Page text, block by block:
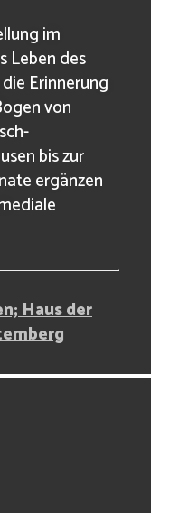
im
Leben des
Erinnerung
von
bis zur
ergänzen
Haus der